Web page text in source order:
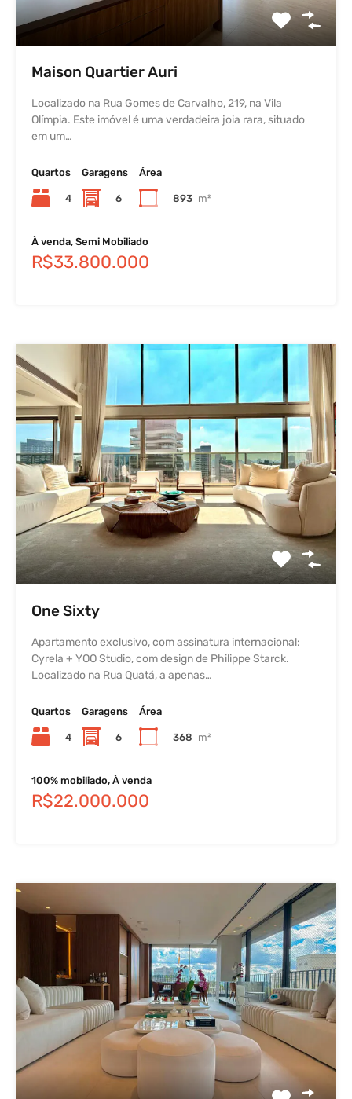
Maison Quartier Auri
Localizado na Rua Gomes de Carvalho, 219, na Vila
Olímpia. Este imóvel é uma verdadeira joia rara, situado
em um…
Quartos
4
Garagens
6
Área
893 m²
À venda, Semi Mobiliado
R$33.800.000
One Sixty
Apartamento exclusivo, com assinatura internacional:
Cyrela + YOO Studio, com design de Philippe Starck.
Localizado na Rua Quatá, a apenas…
Quartos
4
Garagens
6
Área
368 m²
100% mobiliado, À venda
R$22.000.000